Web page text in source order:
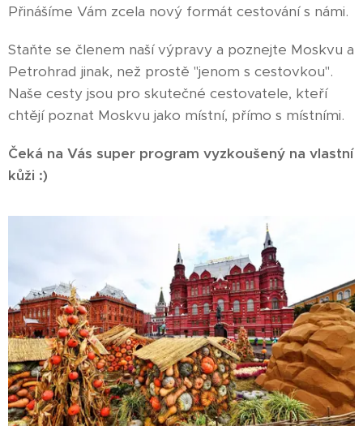
Přinášíme Vám zcela nový formát cestování s námi.
Staňte se členem naší výpravy a poznejte Moskvu a
Petrohrad jinak, než prostě "jenom s cestovkou".
Naše cesty jsou pro skutečné cestovatele, kteří
chtějí poznat Moskvu jako místní, přímo s místními.
Čeká na Vás super program vyzkoušený na vlastní
kůži :)